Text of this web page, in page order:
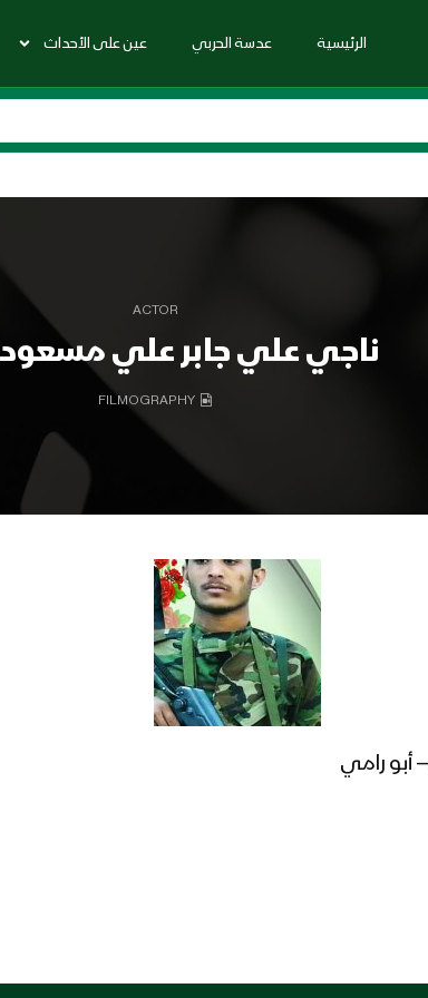
الرئيسية عدسة الحربي عين على الأحداث
ACTOR
ناجي علي جابر علي
FILMOGRAPHY
أبو رامي